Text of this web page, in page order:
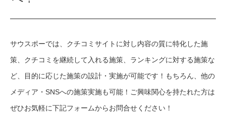
サウスポーでは、クチコミサイトに対し内容の質に特化した施
策、クチコミを継続して入れる施策、ランキングに対する施策な
ど、目的に応じた施策の設計・実施が可能です！もちろん、他の
メディア・SNSへの施策実施も可能！ご興味関心を持たれた方は
ぜひお気軽に下記フォームからお問合せください！